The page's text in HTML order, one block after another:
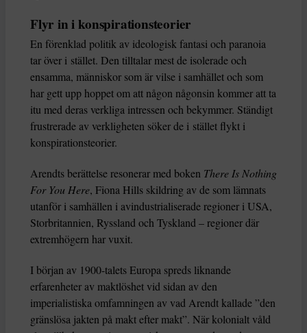
Flyr in i konspirationsteorier
En förenklad politik av ideologisk fantasi och paranoia
tar över i stället. Den tilltalar mest de isolerade och
ensamma, människor som är vilse i samhället och som
har gett upp hoppet om att någon någonsin kommer att ta
itu med deras verkliga intressen och bekymmer. Ständigt
frustrerade av verkligheten söker de i stället flykt i
konspirationsteorier.
Arendts berättelse resonerar med boken There Is Nothing
For You Here, Fiona Hills skildring av de som lämnats
utanför i samhällen i avindustrialiserade regioner i USA,
Storbritannien, Ryssland och Tyskland – regioner där
extremhögern har vuxit.
I början av 1900-talets Europa spreds liknande
erfarenheter av maktlöshet vid sidan av den
imperialistiska omfamningen av vad Arendt kallade ”den
gränslösa jakten på makt efter makt”. När kolonialt våld